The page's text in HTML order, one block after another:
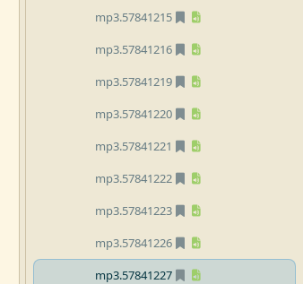
57841215.
mp3
57841216.
mp3
57841219.
mp3
57841220.
mp3
57841221.
mp3
57841222.
mp3
57841223.
mp3
57841226.
mp3
57841227.
mp3